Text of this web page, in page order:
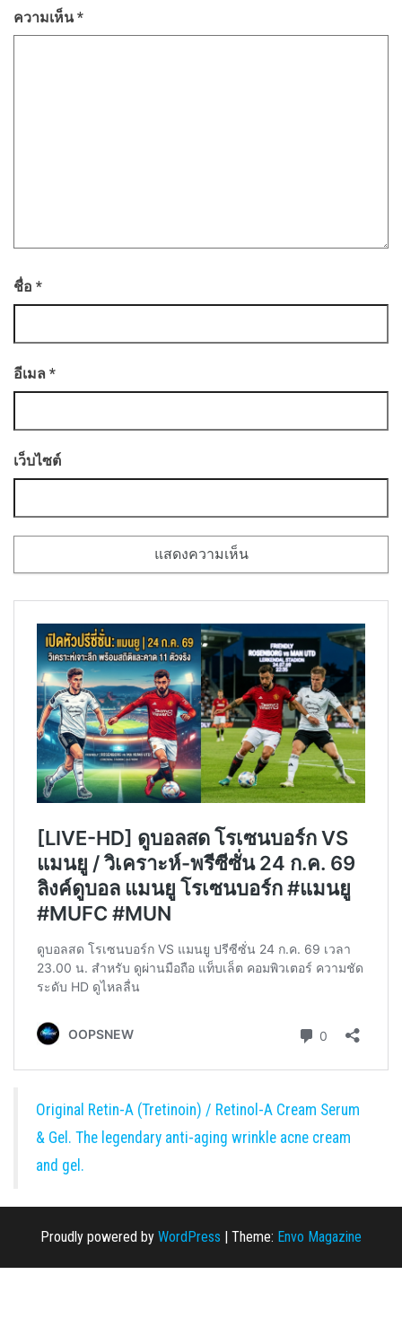
ความเห็น*
ชื่อ *
อีเมล *
เว็บไซต์
Original Retin-A (Tretinoin) / Retinol-A Cream Serum
& Gel. The legendary anti-aging wrinkle acne cream
and gel.
Proudly powered by WordPress Theme: Envo Magazine